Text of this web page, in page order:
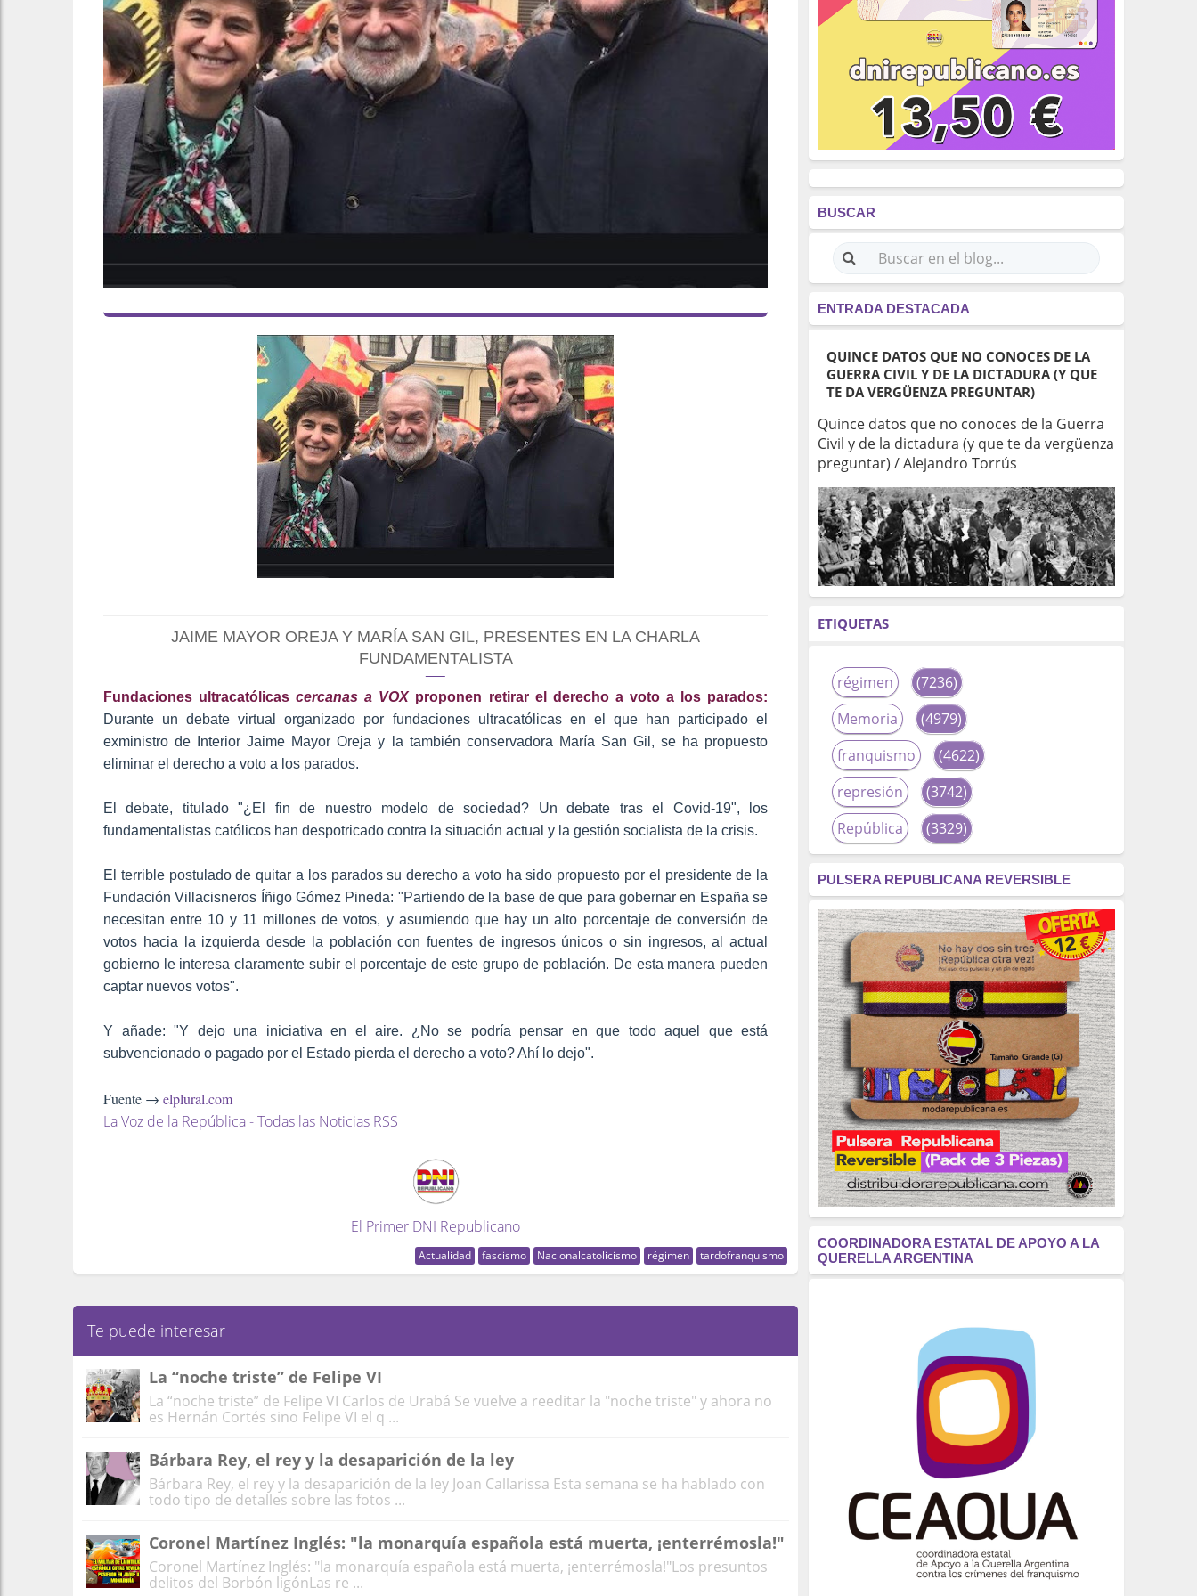
JAIME MAYOR OREJA Y MARÍA SAN GIL, PRESENTES EN LA CHARLA
FUNDAMENTALISTA
Fundaciones ultracatólicascercanas a VOX proponen retirar el derecho a voto a los parados:
Durante un debate virtual organizado por fundaciones ultracatólicas en el que han participado el
exministro de Interior Jaime Mayor Oreja y la también conservadora María San Gil, se ha propuesto
eliminar el derecho a voto a los parados.
El debate, titulado "¿El fin de nuestro modelo de sociedad? Un debate tras el Covid-19", los
fundamentalistas católicos han despotricado contra la situación actual y la gestión socialista de la crisis.
El terrible postulado de quitar a los parados su derecho a voto ha sido propuesto por el presidente de la
Fundación Villacisneros Íñigo Gómez Pineda: "Partiendo de la base de que para gobernar en España se
necesitan entre 10 y 11 millones de votos, y asumiendo que hay un alto porcentaje de conversión de
votos hacia la izquierda desde la población con fuentes de ingresos únicos o sin ingresos, al actual
gobierno le interesa claramente subir el porcentaje de este grupo de población. De esta manera pueden
captar nuevos votos".
Y añade: "Y dejo una iniciativa en el aire. ¿No se podría pensar en que todo aquel que está
subvencionado o pagado por el Estado pierda el derecho a voto? Ahí lo dejo".
Fuente → elplural.com
La Voz de la República - Todas las Noticias RSS
El Primer DNI Republicano
Actualidad fascismo Nacionalcatolicismo régimen tardofranquismo
Te puede interesar
La “noche triste” de Felipe VI
La “noche triste” de Felipe VI Carlos de Urabá Se vuelve a reeditar la "noche triste" y ahora no
es Hernán Cortés sino Felipe VI el q ...
Bárbara Rey, el rey y la desaparición de la ley
Bárbara Rey, el rey y la desaparición de la ley Joan Callarissa Esta semana se ha hablado con
todo tipo de detalles sobre las fotos ...
Coronel Martínez Inglés: "la monarquía española está muerta, ¡enterrémosla!"
Coronel Martínez Inglés: "la monarquía española está muerta, ¡enterrémosla!"Los presuntos
delitos del Borbón ligónLas re ...
BUSCAR
ENTRADA DESTACADA
QUINCE DATOS QUE NO CONOCES DE LA
GUERRA CIVIL Y DE LA DICTADURA (Y QUE
TE DA VERGÜENZA PREGUNTAR)
Quince datos que no conoces de la Guerra
Civil y de la dictadura (y que te da vergüenza
preguntar) / Alejandro Torrús
ETIQUETAS
régimen
(7236)
Memoria
(4979)
franquismo
(4622)
represión
(3742)
República
(3329)
fascismo
(2677)
tardofranquismo
(2320)
Actualidad
(2319)
monarquía
(2253)
borbones
(2176)
Cultura
(2163)
Guerra
(1674)
genocidio
(1234)
mujer
(1070)
Eventos
(914)
Crímenes del franquismo
(721)
(699)
(607)
neofranquismo
(567)
Justicia Universal
Derechos Humanos
(522)
Nacionalcatolicismo
(514)
PULSERA REPUBLICANA REVERSIBLE
COORDINADORA ESTATAL DE APOYO A LA
QUERELLA ARGENTINA